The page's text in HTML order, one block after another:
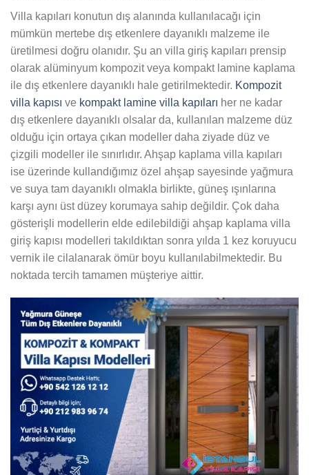
Villa kapıları konutun dış alanında kullanılacağı için
mümkün mertebe dış etkenlere dayanıklı malzeme ile
üretilmesi doğru olanıdır. Şu an villa giriş kapıları prensip
olarak alüminyum kompozit veya kompakt lamine kaplama
ile dış etkenlere dayanıklı hale getirilmektedir. Kompozit
villa kapısı ve kompakt lamine villa kapıları her ne kadar
dış etkenlere dayanıklı olsalar da, kullanılan malzeme düz
olduğu için ortaya çıkan modeller daha ziyade düz ve
çizgili modeller ile sınırlıdır. Ahşap kaplama villa kapıları
ise üzerinde kullandığımız özel ahşap sayesinde yağmura
ve suya tam dayanıklı olmakla birlikte, güneş ışınlarına
karşı aynı üst düzey korumaya sahip değildir. Çok daha
gösterişli modellerin elde edilebildiği ahşap kaplama villa
giriş kapısı modelleri takıldıktan sonra yılda 1 kez koruyucu
vernik ile cilalanarak ömür boyu kullanılabilmektedir. Bu
noktada tercih tamamen müşteriye aittir.